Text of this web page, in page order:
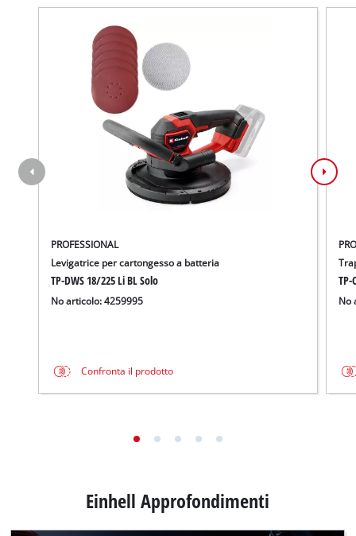
PROFESSIONAL
Levigatrice per cartongesso a batteria
TP-DWS 18/225 Li BL Solo
No articolo: 4259995
Confronta il prodotto
TP-
No
Einhell Approfondimenti